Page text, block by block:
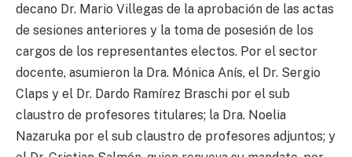
decano Dr. Mario Villegas de la aprobación de las actas
de sesiones anteriores y la toma de posesión de los
cargos de los representantes electos. Por el sector
docente, asumieron la Dra. Mónica Anís, el Dr. Sergio
Claps y el Dr. Dardo Ramírez Braschi por el sub
claustro de profesores titulares; la Dra. Noelia
Nazaruka por el sub claustro de profesores adjuntos; y